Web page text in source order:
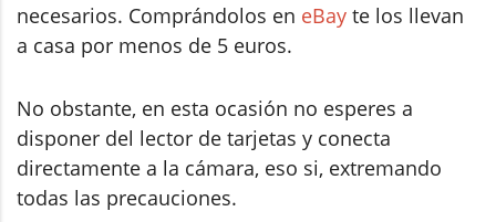
necesarios. Comprándolos en eBay te los llevan
a casa por menos de 5 euros.
No obstante, en esta ocasión no esperes a
disponer del lector de tarjetas y conecta
directamente a la cámara, eso si, extremando
todas las precauciones.